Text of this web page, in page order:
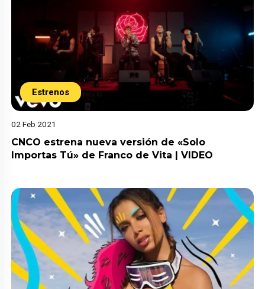
Estrenos
02 Feb 2021
CNCO estrena nueva versión de «Solo
Importas Tú» de Franco de Vita | VIDEO